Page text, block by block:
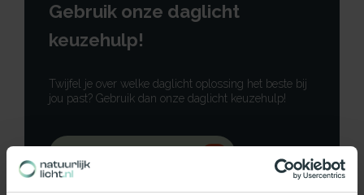
Gebruik onze daglicht
keuzehulp!
Twijfel je over welke daglicht oplossing het beste bij
jou past? Gebruik dan onze daglicht keuzehulp!